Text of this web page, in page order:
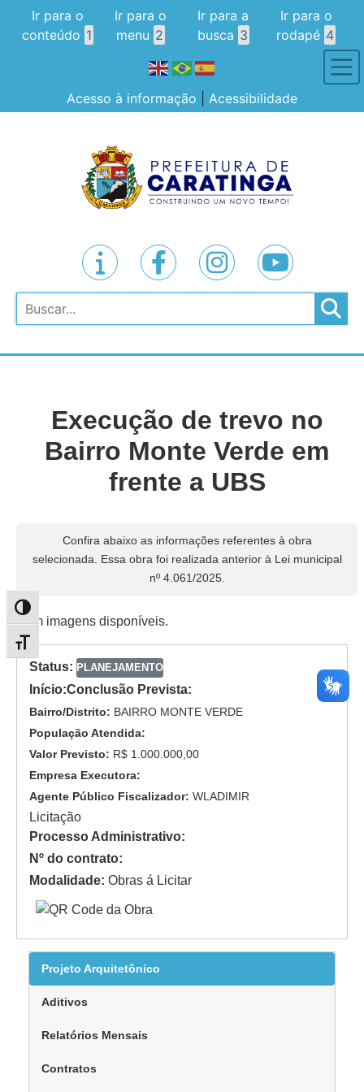
Alternar alto contraste
Alternar tamanho da fonte
Ir para o
conteúdo 1
Ir para o
menu 2
Ir para a
busca 3
Ir para o
rodapé 4
Acesso à informação Acessibilidade
Pesquisar
Execução de trevo no
Bairro Monte Verde em
frente a UBS
Confira abaixo as informações referentes à obra
selecionada. Essa obra foi realizada anterior à Lei municipal
nº 4.061/2025.
Sem imagens disponíveis.
Status: PLANEJAMENTO
Início:Conclusão Prevista:
Bairro/Distrito: BAIRRO MONTE VERDE
População Atendida:
Valor Previsto: R$ 1.000.000,00
Empresa Executora:
Agente Público Fiscalizador: WLADIMIR
Licitação
Processo Administrativo:
Nº do contrato:
Modalidade: Obras á Licitar
Projeto Arquitetônico
Aditivos
Relatórios Mensais
Contratos